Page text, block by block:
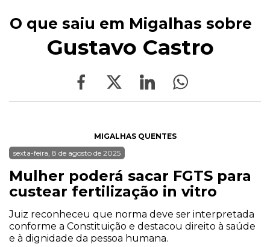
O que saiu em Migalhas sobre
Gustavo Castro
MIGALHAS QUENTES
sexta-feira, 8 de agosto de 2025
Mulher poderá sacar FGTS para
custear fertilização in vitro
Juiz reconheceu que norma deve ser interpretada
conforme a Constituição e destacou direito à saúde
e à dignidade da pessoa humana.